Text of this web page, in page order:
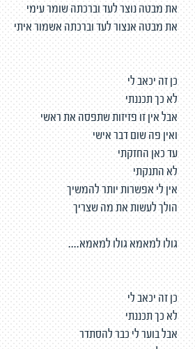
את מבטה נוצר לעד וברכתה שומר עימי
את מבטה אנצור לעד וברכתה אשמור איתי
כן זה יכאב לי
לא כך תכננתי
אבל אין זו פזיזות שתפסה את ראשי
ואין פה שום דבר אישי
עד כאן החזקתי
לא התנקתי
אין לי אפשרות יותר להמשיך
הולך לעשות את מה שצריך
גולו למאמא גולו למאמא....
כן זה יכאב לי
לא כך תכננתי
אבל בוער לי כבר להסתדר